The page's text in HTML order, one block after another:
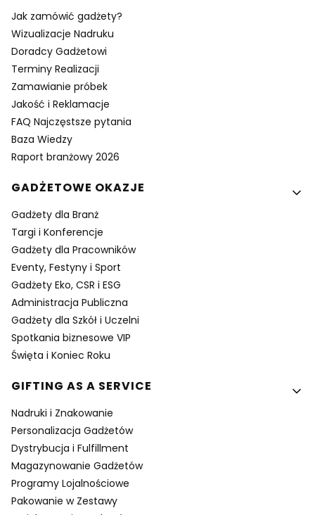
Jak zamówić gadżety?
Wizualizacje Nadruku
Doradcy Gadżetowi
Terminy Realizacji
Zamawianie próbek
Jakość i Reklamacje
FAQ Najczęstsze pytania
Baza Wiedzy
Raport branżowy 2026
GADŻETOWE OKAZJE
Gadżety dla Branż
Targi i Konferencje
Gadżety dla Pracowników
Eventy, Festyny i Sport
Gadżety Eko, CSR i ESG
Administracja Publiczna
Gadżety dla Szkół i Uczelni
Spotkania biznesowe VIP
Święta i Koniec Roku
GIFTING AS A SERVICE
Nadruki i Znakowanie
Personalizacja Gadżetów
Dystrybucja i Fulfillment
Magazynowanie Gadżetów
Programy Lojalnościowe
Pakowanie w Zestawy